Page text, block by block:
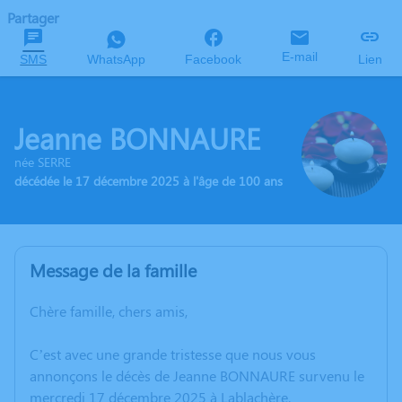
Partager
SMS WhatsApp Facebook E-mail Lien
Jeanne BONNAURE
née SERRE
décédée le 17 décembre 2025 à l'âge de 100 ans
Message de la famille
Chère famille, chers amis,
C’est avec une grande tristesse que nous vous
annonçons le décès de Jeanne BONNAURE survenu le
mercredi 17 décembre 2025 à Lablachère.